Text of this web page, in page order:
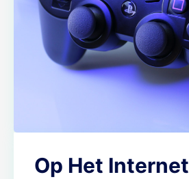
Op Het Internet